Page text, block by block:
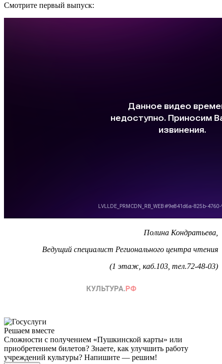
Смотрите первый выпуск:
Полина Кондратьева,
Ведущий специалист Регионального центра чтения
(1 этаж, каб.103, тел.72-48-03)
Решаем вместе
Сложности с получением «Пушкинской карты» или
приобретением билетов? Знаете, как улучшить работу
учреждений культуры? Напишите — решим!